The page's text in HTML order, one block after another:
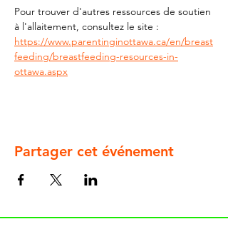
Pour trouver d'autres ressources de soutien
à l'allaitement, consultez le site :
https://www.parentinginottawa.ca/en/breast
feeding/breastfeeding-resources-in-
ottawa.aspx
Partager cet événement